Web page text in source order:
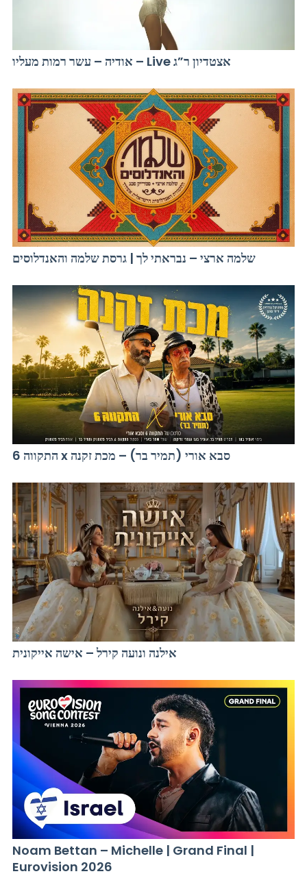
אודיה – עשר רמות מעליו – Live אצטדיון ר”ג
שלמה ארצי – נבראתי לך | גרסת שלמה והאנדלוסים
התקווה 6 x סבא אורי (תמיר בר) – מכת זקנה
אילנה ונועה קירל – אישה אייקונית
Noam Bettan – Michelle | Grand Final |
Eurovision 2026